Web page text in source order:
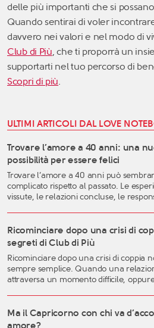
delle più importanti che si
Quando sentirai di voler
davvero nei valori e nel modo di
Club di Più , che ti proporrà un
supportarti nel tuo percorso di
Scopri di più
ULTIMI ARTICOLI DAL LOVE
Trovare l’amore a 40 anni: una
possibilità per essere felici
Trovare l’amore a 40 anni può
complicato rispetto al passato. Le
vissute, le relazioni concluse, le
fase della vita può rappresentare uno
momenti migliori per costruire una
autentica, consapevole e duratura. A
quarant’anni si possiedono
[…]
Ricominciare dopo una crisi di
segreti di Club di Più
Ricominciare dopo una crisi di coppia
sempre semplice. Quando una
attraversa un momento difficile,
crisi sentimentale può mettere in
molte certezze: l’idea che avevamo
Ma il Capricorno con chi va
amore?